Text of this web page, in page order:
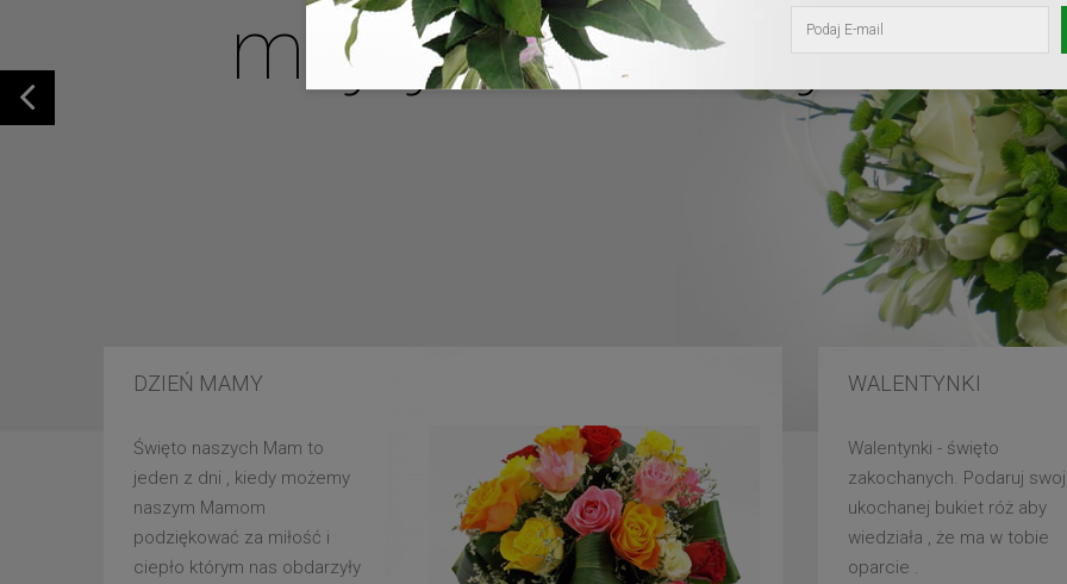
mojej ukochanej
DZIEŃ MAMY
Święto naszych Mam to
jeden z dni , kiedy możemy
naszym Mamom
podziękować za miłość i
ciepło którym nas obdarzyły
WALENTYNKI
Walentynki - święto
zakochanych. Podaruj
ukochanej bukiet róż aby
wiedziała , że ma w tobie
oparcie .